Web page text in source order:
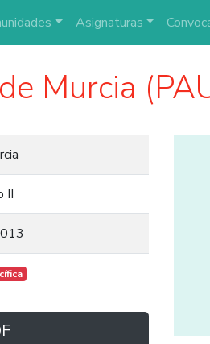
Asignaturas
de Murcia
II